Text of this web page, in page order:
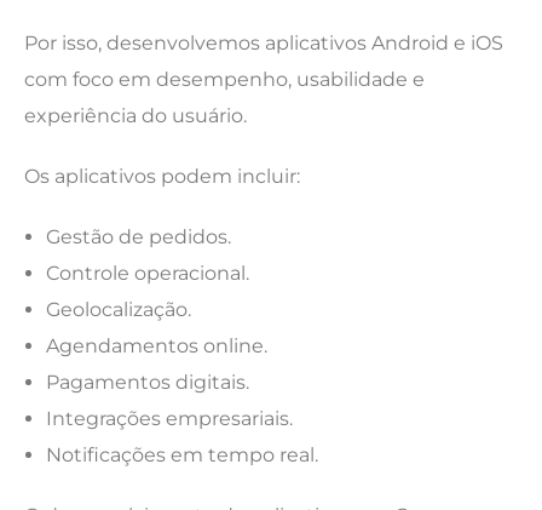
Por isso, desenvolvemos aplicativos Android e iOS
com foco em desempenho, usabilidade e
experiência do usuário.
Os aplicativos podem incluir:
Gestão de pedidos.
Controle operacional.
Geolocalização.
Agendamentos online.
Pagamentos digitais.
Integrações empresariais.
Notificações em tempo real.